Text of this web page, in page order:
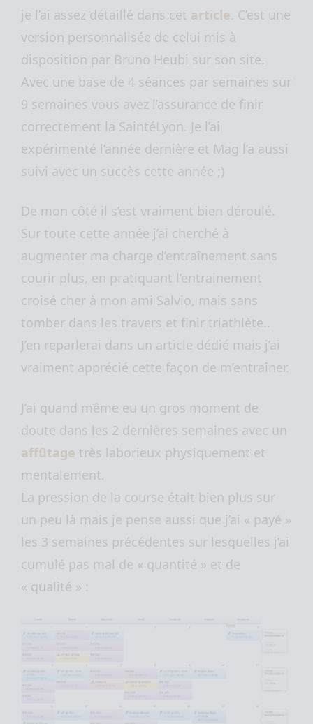
je l’ai assez détaillé dans cet article. C’est une
version personnalisée de celui mis à
disposition par Bruno Heubi sur son site.
Avec une base de 4 séances par semaines sur
9 semaines vous avez l’assurance de finir
correctement la SaintéLyon. Je l’ai
expérimenté l’année dernière et Mag l’a aussi
suivi avec un succès cette année ;)
De mon côté il s’est vraiment bien déroulé.
Sur toute cette année j’ai cherché à
augmenter ma charge d’entraînement sans
courir plus, en pratiquant l’entrainement
croisé cher à mon ami Salvio, mais sans
tomber dans les travers et finir triathlète..
J’en reparlerai dans un article dédié mais j’ai
vraiment apprécié cette façon de m’entraîner.
J’ai quand même eu un gros moment de
doute dans les 2 dernières semaines avec un
affûtage très laborieux physiquement et
mentalement.
La pression de la course était bien plus sur
un peu là mais je pense aussi que j’ai « payé »
les 3 semaines précédentes sur lesquelles j’ai
cumulé pas mal de « quantité » et de
« qualité » :